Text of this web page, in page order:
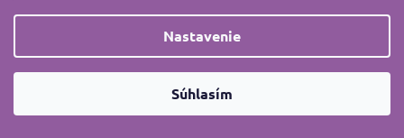
Nastavenie
Súhlasím